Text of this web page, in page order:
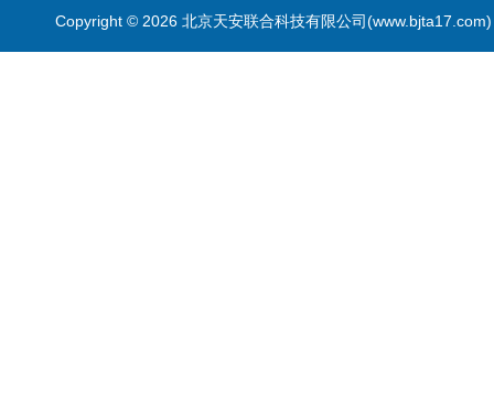
Copyright © 2026 北京天安联合科技有限公司